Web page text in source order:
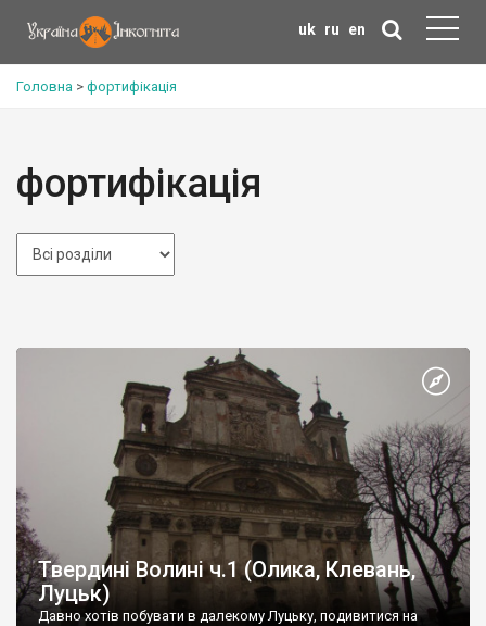
uk ru en
Головна > фортифікація
фортифікація
Твердині Волині ч.1 (Олика, Клевань,
Луцьк)
Давно хотів побувати в далекому Луцьку, подивитися на